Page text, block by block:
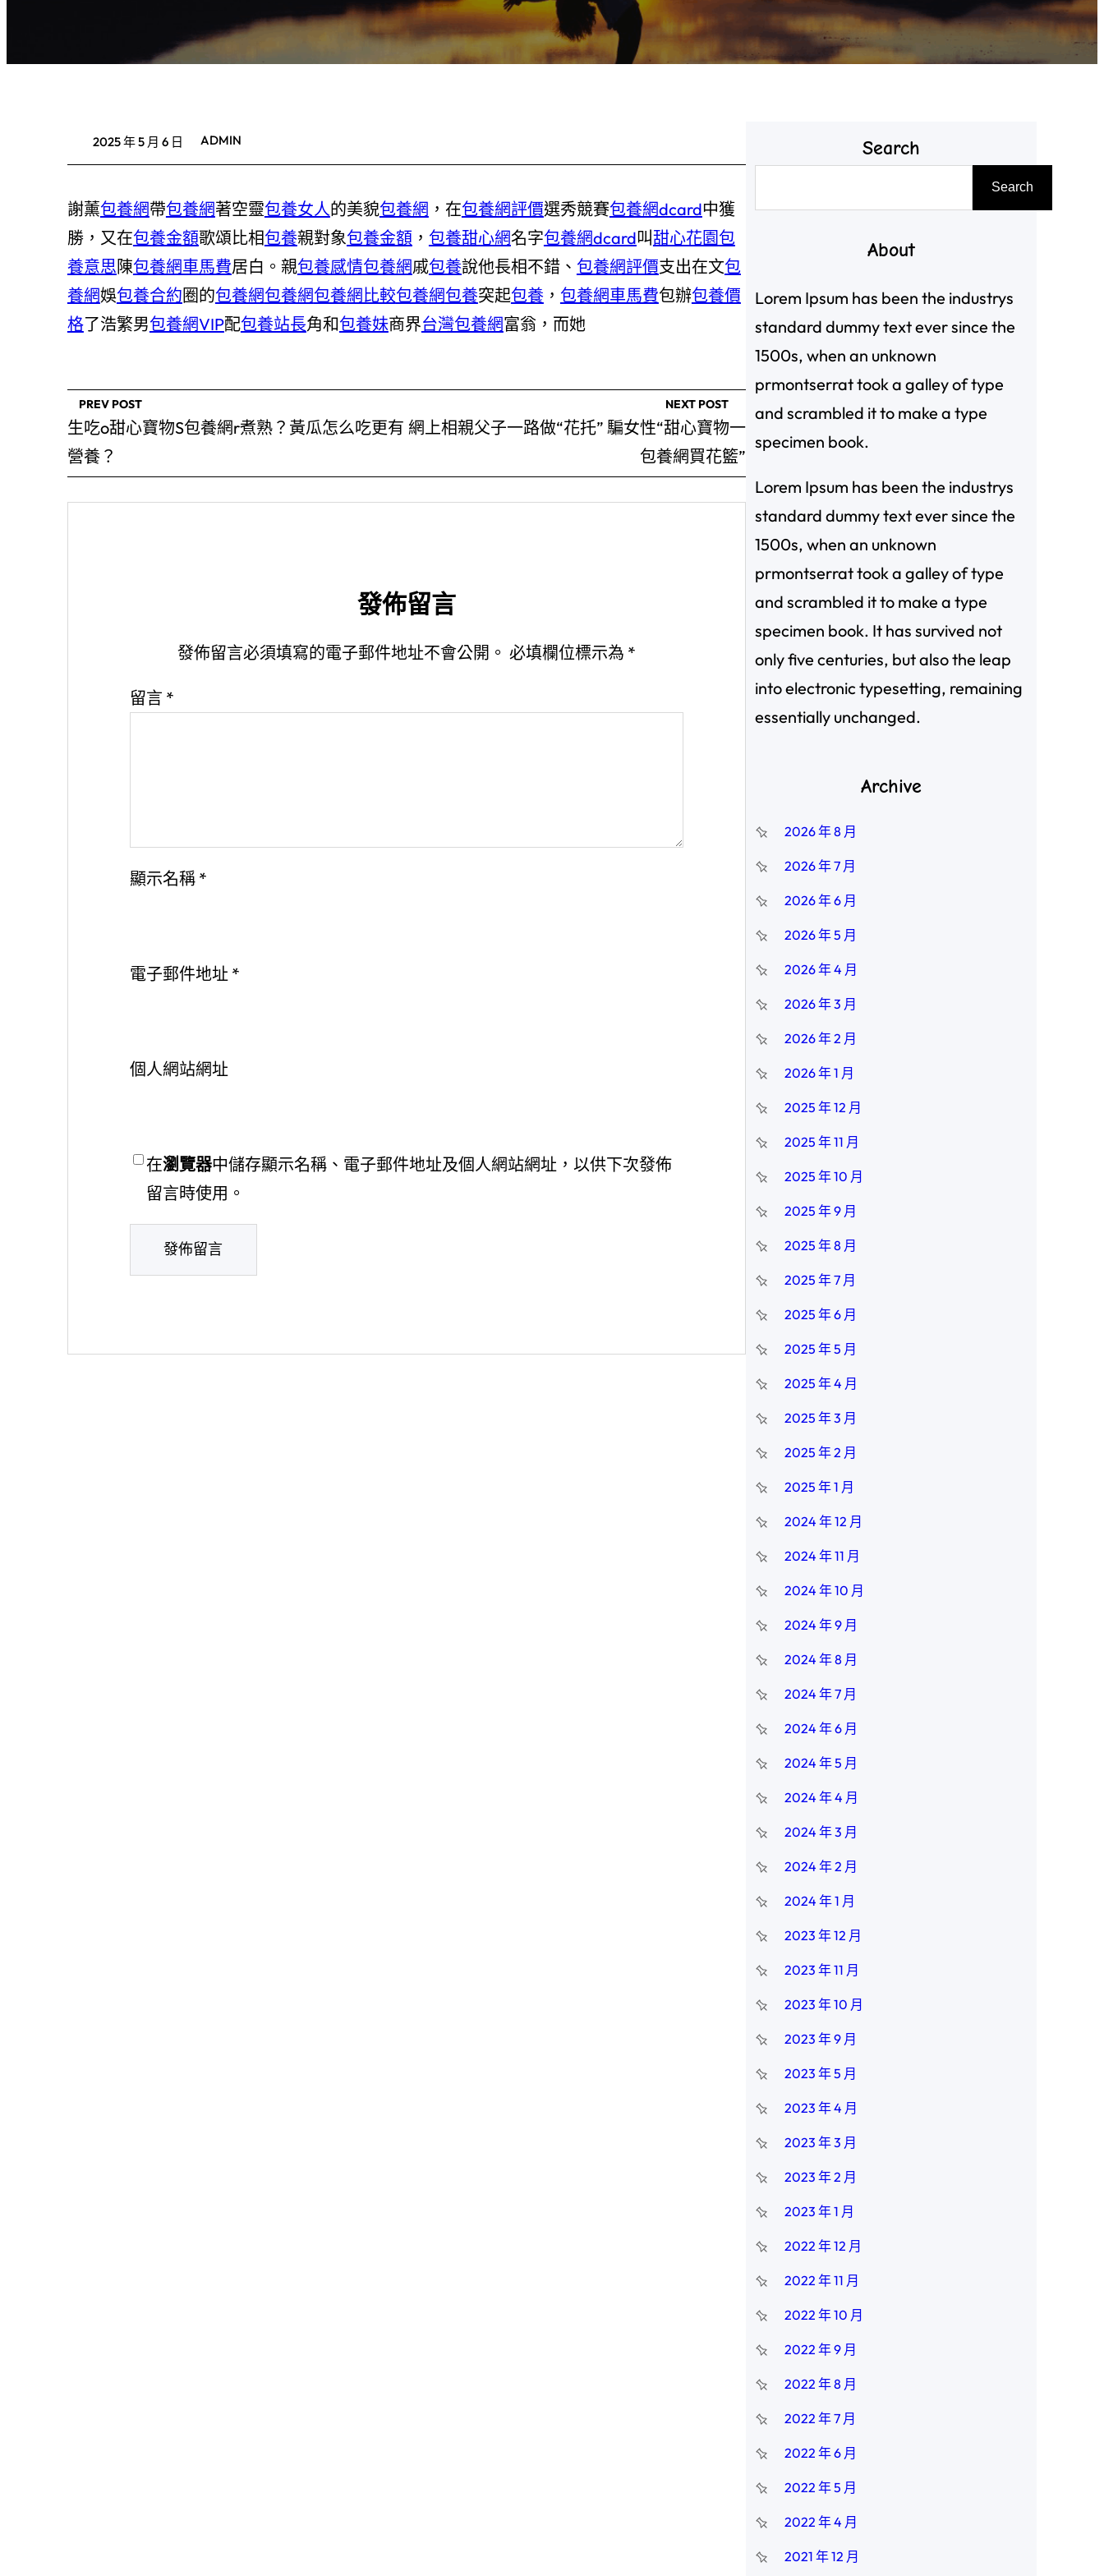
2025 年 5 月 6 日 ADMIN
謝薰包養網帶包養網著空靈包養女人的美貌包養網 ，在包養網評價選秀競賽包養網dcard中獲
勝，又在包養金額歌頌比相包養親對象包養金額 ， 包養甜心網名字包養網dcard叫甜心花園包
養意思陳包養網車馬費居白。親包養感情包養網戚包養說他長相不錯、 包養網評價支出在文包
養網娛包養合約圈的包養網包養網包養網比較包養網包養突起包養， 包養網車馬費包辦包養價
格了浩繁男包養網VIP配包養站長角和包養妹商界台灣包養網富翁，而她
PREV POST
生吃o甜心寶物S包養網r煮熟？黃瓜怎么吃更有
營養？
NEXT POST
網上相親父子一路做“花托” 騙女性“甜心寶物一
包養網買花籃”
發佈留言
發佈留言必須填寫的電子郵件地址不會公開。 必填欄位標示為 *
留言 *
顯示名稱 *
電子郵件地址 *
個人網站網址
在瀏覽器中儲存顯示名稱、電子郵件地址及個人網站網址，以供下次發佈
留言時使用。
Search
尋
Search
About
Lorem Ipsum has been the industrys
standard dummy text ever since the
1500s, when an unknown
prmontserrat took a galley of type
and scrambled it to make a type
specimen book.
Lorem Ipsum has been the industrys
standard dummy text ever since the
1500s, when an unknown
prmontserrat took a galley of type
and scrambled it to make a type
specimen book. It has survived not
only five centuries, but also the leap
into electronic typesetting, remaining
essentially unchanged.
Archive
2026 年 8 月
2026 年 7 月
2026 年 6 月
2026 年 5 月
2026 年 4 月
2026 年 3 月
2026 年 2 月
2026 年 1 月
2025 年 12 月
2025 年 11 月
2025 年 10 月
2025 年 9 月
2025 年 8 月
2025 年 7 月
2025 年 6 月
2025 年 5 月
2025 年 4 月
2025 年 3 月
2025 年 2 月
2025 年 1 月
2024 年 12 月
2024 年 11 月
2024 年 10 月
2024 年 9 月
2024 年 8 月
2024 年 7 月
2024 年 6 月
2024 年 5 月
2024 年 4 月
2024 年 3 月
2024 年 2 月
2024 年 1 月
2023 年 12 月
2023 年 11 月
2023 年 10 月
2023 年 9 月
2023 年 5 月
2023 年 4 月
2023 年 3 月
2023 年 2 月
2023 年 1 月
2022 年 12 月
2022 年 11 月
2022 年 10 月
2022 年 9 月
2022 年 8 月
2022 年 7 月
2022 年 6 月
2022 年 5 月
2022 年 4 月
2021 年 12 月